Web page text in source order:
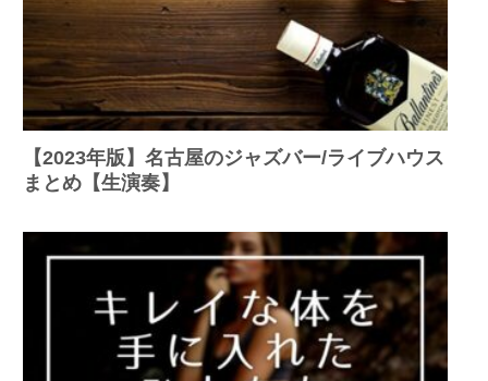
【2023年版】名古屋のジャズバー/ライブハウス
まとめ【生演奏】